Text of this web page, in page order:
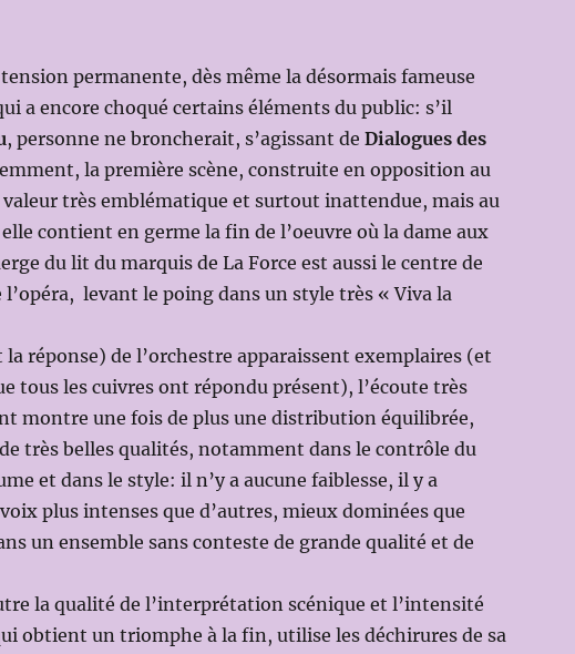
permanente, dès même la désormais fameuse
a encore choqué certains éléments du public: s’il
, personne ne broncherait, s’agissant de Dialogues des
la première scène, construite en opposition au
très emblématique et surtout inattendue, mais au
contient en germe la fin de l’oeuvre où la dame aux
du lit du marquis de La Force est aussi le centre de
l’opéra, levant le poing dans un style très « Viva la
réponse) de l’orchestre apparaissent exemplaires (et
tous les cuivres ont répondu présent), l’écoute très
montre une fois de plus une distribution équilibrée,
très belles qualités, notamment dans le contrôle du
et dans le style: il n’y a aucune faiblesse, il y a
plus intenses que d’autres, mieux dominées que
un ensemble sans conteste de grande qualité et de
la qualité de l’interprétation scénique et l’intensité
obtient un triomphe à la fin, utilise les déchirures de sa